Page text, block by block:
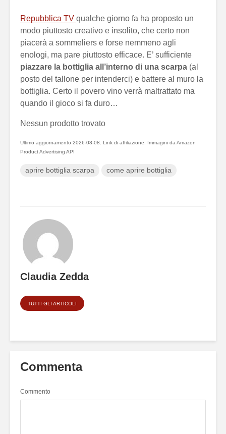
Repubblica TV qualche giorno fa ha proposto un
modo piuttosto creativo e insolito, che certo non
piacerà a sommeliers e forse nemmeno agli
enologi, ma pare piuttosto efficace. E’ sufficiente
piazzare la bottiglia all’interno di una scarpa (al
posto del tallone per intenderci) e battere al muro la
bottiglia. Certo il povero vino verrà maltrattato ma
quando il gioco si fa duro…
Nessun prodotto trovato
Ultimo aggiornamento 2026-08-08. Link di affiliazione. Immagini da Amazon
Product Advertising API
aprire bottiglia scarpa come aprire bottiglia
Claudia Zedda
TUTTI GLI ARTICOLI
Commenta
Commento